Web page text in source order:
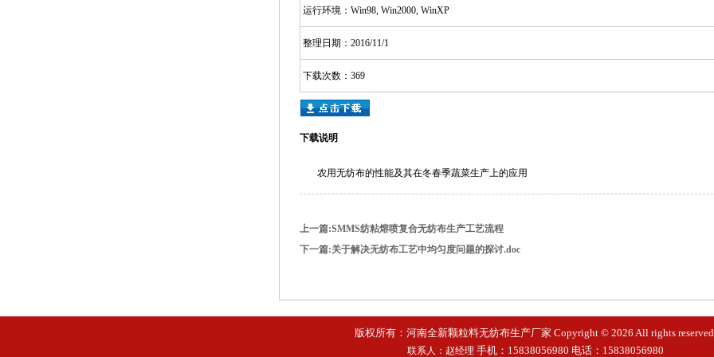
运行环境：Win98, Win2000, WinXP
整理日期：2016/11/1
下载次数：369
下载说明
农用无纺布的性能及其在冬春季蔬菜生产上的应用
上一篇:SMMS纺粘熔喷复合无纺布生产工艺流程
下一篇:关于解决无纺布工艺中均匀度问题的探讨.doc
版权所有：河南全新颗粒料无纺布生产厂家 Copyright © 2026 All rights
联系人：赵经理 手机：15838056980 电话： 15838056980